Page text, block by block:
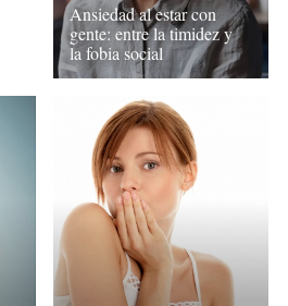
Ansiedad al estar con
gente: entre la timidez y
la fobia social